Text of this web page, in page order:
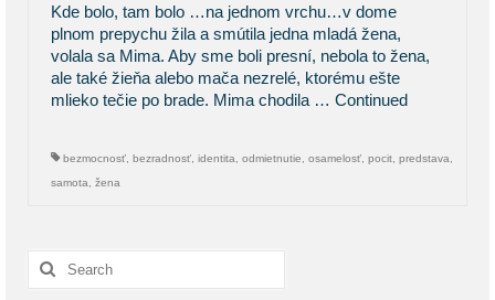
Kde bolo, tam bolo …na jednom vrchu…v dome
plnom prepychu žila a smútila jedna mladá žena,
volala sa Mima. Aby sme boli presní, nebola to žena,
ale také žieňa alebo mača nezrelé, ktorému ešte
mlieko tečie po brade. Mima chodila … Continued
bezmocnosť bezradnosť identita odmietnutie osamelosť pocit predstava
samota
žena
Search
for: